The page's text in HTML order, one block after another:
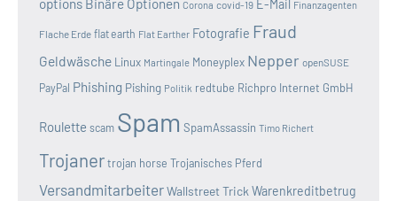
options Binäre Optionen Corona covid-19 E-Mail Finanzagenten
Flache Erde flat earth Flat Earther Fotografie Fraud
Geldwäsche Linux Martingale Moneyplex Nepper openSUSE
PayPal Phishing Pishing Politik redtube Richpro Internet GmbH
Roulette scam Spam SpamAssassin Timo Richert
Trojanertrojan horse Trojanisches Pferd
VersandmitarbeiterWallstreet Trick Warenkreditbetrug